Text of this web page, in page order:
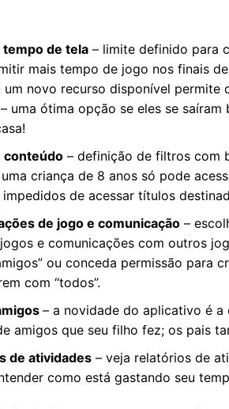
tempo de tela – limite definido para
mais tempo de jogo nos finais
um novo recurso disponível permite
uma ótima opção se eles se
conteúdo – definição de filtros com
criança de 8 anos só pode
impedidos de acessar títulos
de jogo e comunicação –
e comunicações com outros
ou conceda permissão para
com “todos”.
– a novidade do aplicativo é
amigos que seu filho fez; os pais
de atividades – veja relatórios de
como está gastando seu